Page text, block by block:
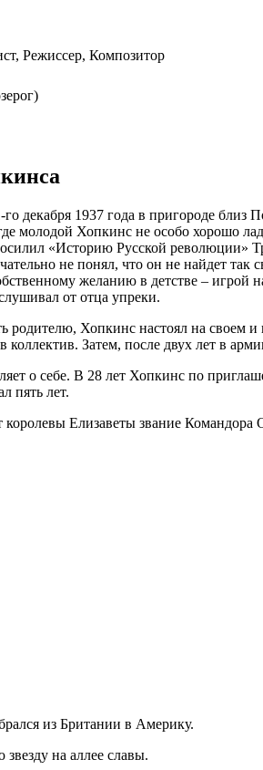
Режиссер, Композитор
декабря 1937 года в пригороде близ
молодой Хопкинс не особо хорошо
осилил «Историю Русской
не понял, что он не найдет
желанию в детстве – игрой
от отца упреки.
родителю, Хопкинс настоял на своем
Затем, после двух лет в
о себе. В 28 лет Хопкинс по
пять лет.
Елизаветы звание Командора
из Британии в Америку.
на аллее славы.